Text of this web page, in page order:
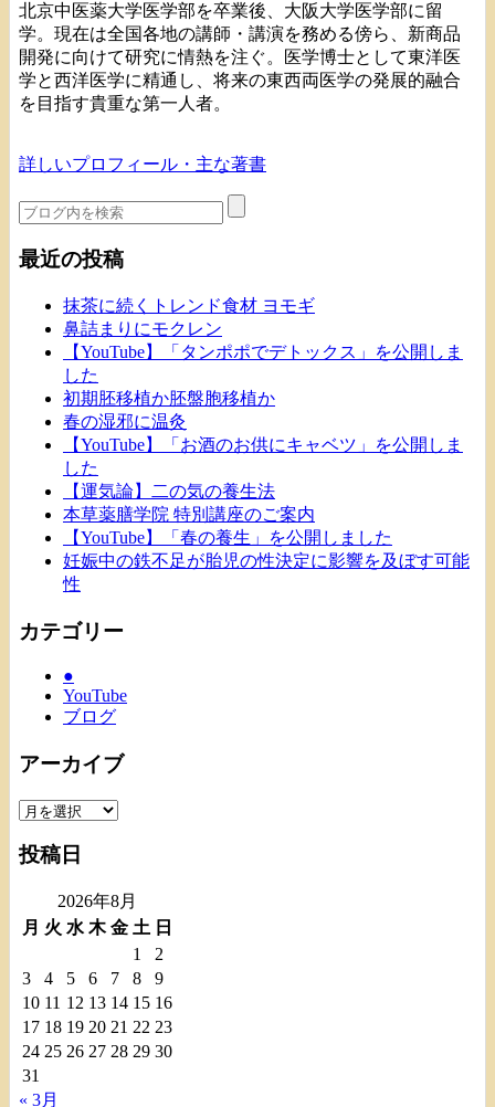
北京中医薬大学医学部を卒業後、大阪大学医学部に留
学。現在は全国各地の講師・講演を務める傍ら、新商品
開発に向けて研究に情熱を注ぐ。医学博士として東洋医
学と西洋医学に精通し、将来の東西両医学の発展的融合
を目指す貴重な第一人者。
詳しいプロフィール・主な著書
最近の投稿
抹茶に続くトレンド食材 ヨモギ
鼻詰まりにモクレン
【YouTube】「タンポポでデトックス」を公開しま
した
初期胚移植か胚盤胞移植か
春の湿邪に温灸
【YouTube】「お酒のお供にキャベツ」を公開しま
した
【運気論】二の気の養生法
本草薬膳学院 特別講座のご案内
【YouTube】「春の養生」を公開しました
妊娠中の鉄不足が胎児の性決定に影響を及ぼす可能
性
カテゴリー
●
YouTube
ブログ
アーカイブ
ア
カ
投稿日
2026年8月
月 火 水 木 金 土 日
1
2
3
4 5 6 7 8
9
10 11 12 13 14 15 16
17 18 19 20 21 22 23
24 25 26 27 28 29 30
31
« 3月